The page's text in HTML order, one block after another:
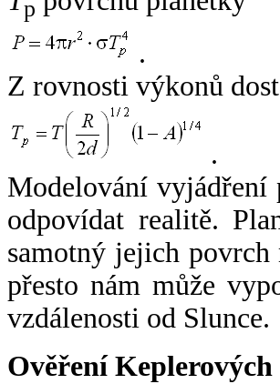
p
.
Z rovnosti výkonů
.
Modelování vyjádření
odpovídat realitě.
samotný jejich
přesto nám může
vzdálenosti od Slunce.
Ověření